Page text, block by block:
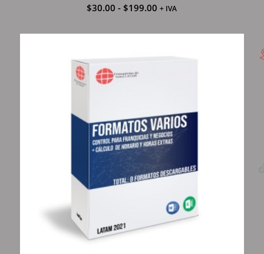
$30.00 - $199.00 + IVA